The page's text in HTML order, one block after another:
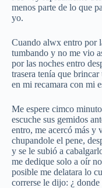
menos parte de lo que
yo.
Cuando alwx entro por
tumbando y no me vio
por las noches entro
trasera tenía que
en mi recamara con mi
Me espere cimco
escuche sus gemidos
entro, me acercó más y
chupandole el pene,
y se le subió a
me dedique solo a oír
posible me delatara lo
correrse le dijo: ¿ donde